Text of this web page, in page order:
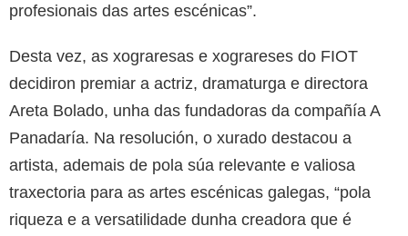
profesionais das artes escénicas”.
Desta vez, as xograresas e xograreses do FIOT
decidiron premiar a actriz, dramaturga e directora
Areta Bolado, unha das fundadoras da compañía A
Panadaría. Na resolución, o xurado destacou a
artista, ademais de pola súa relevante e valiosa
traxectoria para as artes escénicas galegas, “pola
riqueza e a versatilidade dunha creadora que é